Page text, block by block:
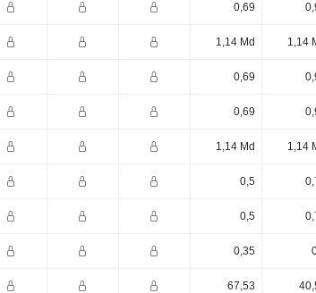
0,69
1,14 Md 1,14
0,69
0,69
1,14 Md 1,14
0,5
0,5
0,35
67,53